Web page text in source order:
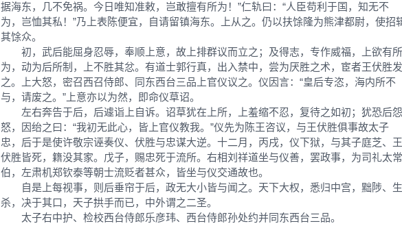
据海东，几不免祸。今日唯知准敕，岂敢擅有所为！”仁轨曰：“人臣苟利于国，知无不
为，岂恤其私！”乃上表陈便宜，自请留镇海东。上从之。仍以扶馀隆为熊津都尉，使招
其馀众。
初，武后能屈身忍辱，奉顺上意，故上排群议而立之；及得志，专作威福，上欲有所
为，动为后所制，上不胜其忿。有道士郭行真，出入禁中，尝为厌胜之术，宦者王伏胜发
之。上大怒，密召西召侍郎、同东西台三品上官仪议之。仪因言：“皇后专恣，海内所不
与，请废之。”上意亦以为然，即命仪草诏。
左右奔告于后，后遽诣上自诉。诏草犹在上所，上羞缩不忍，复待之如初；犹恐后怨
怒，因绐之曰：“我初无此心，皆上官仪教我。”仪先为陈王咨议，与王伏胜俱事故太子
忠，后于是使许敬宗诬奏仪、伏胜与忠谋大逆。十二月，丙戌，仪下狱，与其子庭芝、王
伏胜皆死，籍没其家。戊子，赐忠死于流所。右相刘祥道坐与仪善，罢政事，为司礼太常
伯，左肃机郑钦泰等朝士流贬者甚众，皆坐与仪交通故也。
自是上每视事，则后垂帘于后，政无大小皆与闻之。天下大权，悉归中宫，黜陟、生
杀，决于其口，天子拱手而已，中外谓之二圣。
太子右中护、检校西台侍郎乐彦玮、西台侍郎孙处约并同东西台三品。